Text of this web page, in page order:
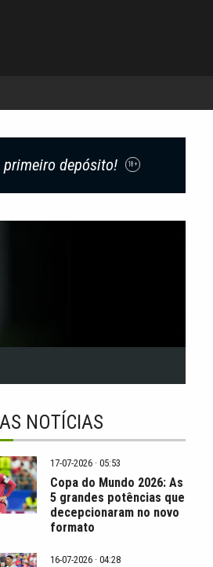
primeiro depósito! 18+
NOTÍCIAS
17-07-2026 · 05:53
Copa do Mundo 2026: As
5 grandes potências que
decepcionaram no novo
formato
16-07-2026 · 04:28